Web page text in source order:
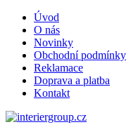
Úvod
O nás
Novinky
Obchodní podmínky
Reklamace
Doprava a platba
Kontakt